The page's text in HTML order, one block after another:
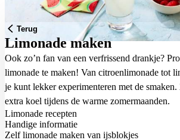
Terug
Limonade maken
Ook zo’n fan van een verfrissend drankje?
limonade te maken! Van citroenlimonade tot
je kunt lekker experimenteren met de
extra koel tijdens de warme zomermaanden.
Limonade recepten
Handige informatie
Zelf limonade maken van ijsblokjes